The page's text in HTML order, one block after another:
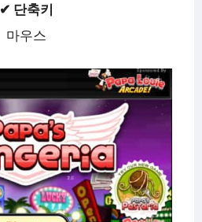
✔ 단축키
마우스